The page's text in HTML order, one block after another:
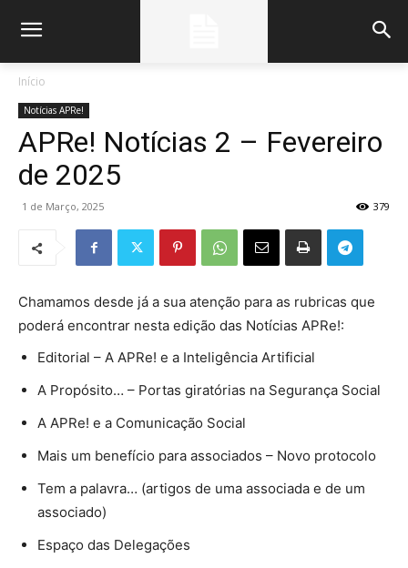
Início
Notícias APRe!
APRe! Notícias 2 – Fevereiro
de 2025
1 de Março, 2025 379
Chamamos desde já a sua atenção para as rubricas que
poderá encontrar nesta edição das Notícias APRe!:
Editorial – A APRe! e a Inteligência Artificial
A Propósito… – Portas giratórias na Segurança Social
A APRe! e a Comunicação Social
Mais um benefício para associados – Novo protocolo
Tem a palavra… (artigos de uma associada e de um
associado)
Espaço das Delegações